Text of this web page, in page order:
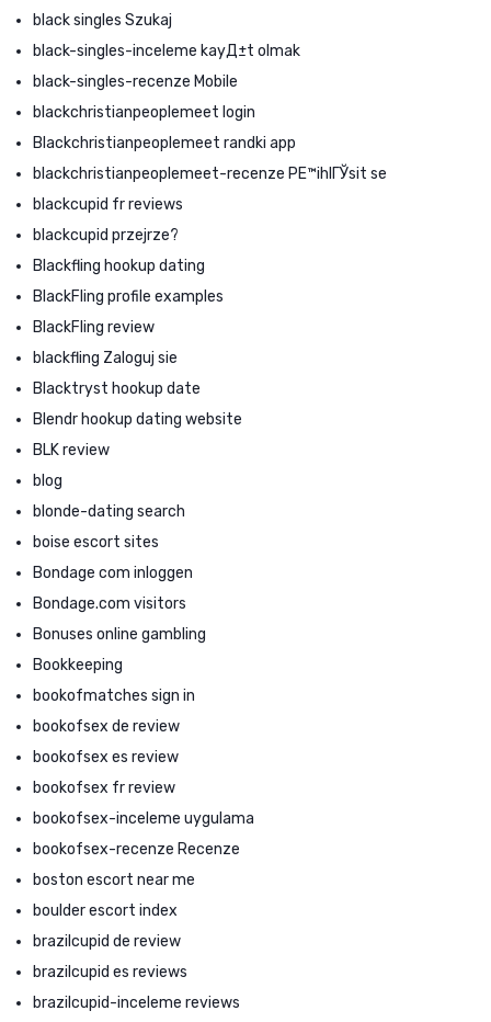
black singles Szukaj
black-singles-inceleme kayД±t olmak
black-singles-recenze Mobile
blackchristianpeoplemeet login
Blackchristianpeoplemeet randki app
blackchristianpeoplemeet-recenze PЕ™ihlГЎsit se
blackcupid fr reviews
blackcupid przejrze?
Blackfling hookup dating
BlackFling profile examples
BlackFling review
blackfling Zaloguj sie
Blacktryst hookup date
Blendr hookup dating website
BLK review
blog
blonde-dating search
boise escort sites
Bondage com inloggen
Bondage.com visitors
Bonuses online gambling
Bookkeeping
bookofmatches sign in
bookofsex de review
bookofsex es review
bookofsex fr review
bookofsex-inceleme uygulama
bookofsex-recenze Recenze
boston escort near me
boulder escort index
brazilcupid de review
brazilcupid es reviews
brazilcupid-inceleme reviews